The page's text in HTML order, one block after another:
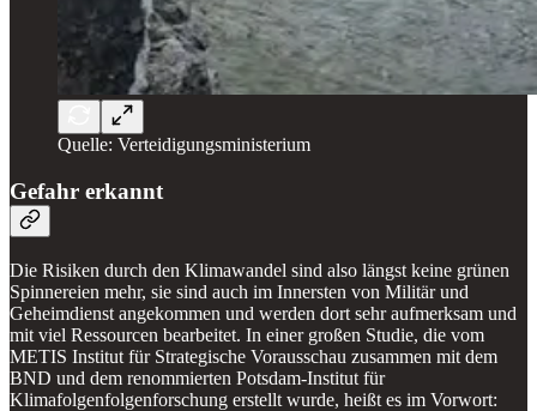
Quelle: Verteidigungsministerium
Gefahr erkannt
Die Risiken durch den Klimawandel sind also längst keine grünen
Spinnereien mehr, sie sind auch im Innersten von Militär und
Geheimdienst angekommen und werden dort sehr aufmerksam und
mit viel Ressourcen bearbeitet. In einer großen Studie, die vom
METIS Institut für Strategische Vorausschau zusammen mit dem
BND und dem renommierten Potsdam-Institut für
Klimafolgenfolgenforschung erstellt wurde, heißt es im Vorwort: